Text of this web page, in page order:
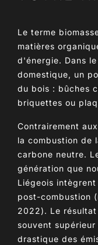
Le terme
matières
d'énergie. Dans
domestique, un
du bois : bûches
briquettes ou
Contrairement
la combustion de
carbone neutre.
génération que
Liégeois
post-combustion
2022). Le
souvent
drastique des